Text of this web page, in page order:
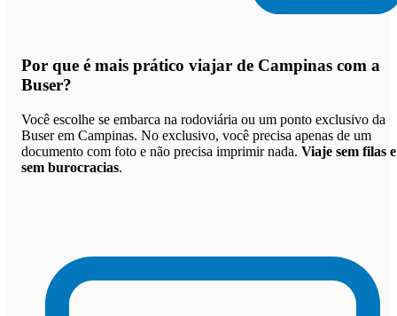
Por que é mais prático viajar de Campinas com a
Buser?
Você escolhe se embarca na rodoviária ou um ponto exclusivo da
Buser em Campinas. No exclusivo, você precisa apenas de um
documento com foto e não precisa imprimir nada. Viaje sem filas e
sem burocracias.